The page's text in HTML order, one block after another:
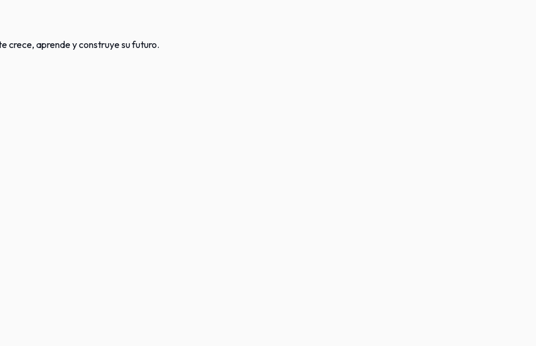
crece, aprende y construye su futuro.